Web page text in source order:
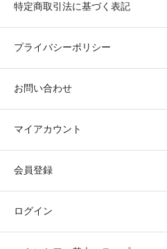
特定商取引法に基づく表記
プライバシーポリシー
お問い合わせ
マイアカウント
会員登録
ログイン